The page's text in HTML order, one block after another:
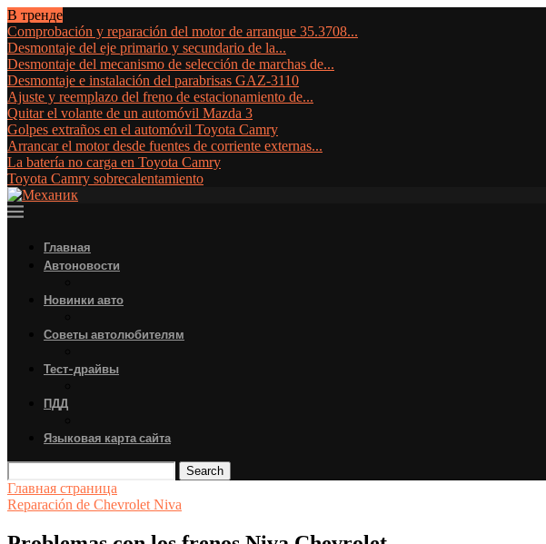
В тренде
Comprobación y reparación del motor de arranque 35.3708...
Desmontaje del eje primario y secundario de la...
Desmontaje del mecanismo de selección de marchas de...
Desmontaje e instalación del parabrisas GAZ-3110
Ajuste y reemplazo del freno de estacionamiento de...
Quitar el volante de un automóvil Mazda 3
Golpes extraños en el automóvil Toyota Camry
Arrancar el motor desde fuentes de corriente externas...
La batería no carga en Toyota Camry
Toyota Camry sobrecalentamiento
Главная
Автоновости
Новинки авто
Советы автолюбителям
Тест-драйвы
ПДД
Языковая карта сайта
Search
Главная страница
Reparación de Chevrolet Niva